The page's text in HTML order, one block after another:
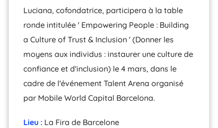
Luciana, cofondatrice, participera à la table
ronde intitulée ' Empowering People : Building
a Culture of Trust & Inclusion ' (Donner les
moyens aux individus : instaurer une culture de
confiance et d'inclusion) le 4 mars, dans le
cadre de l'événement Talent Arena organisé
par Mobile World Capital Barcelona.
Lieu : La Fira de Barcelone